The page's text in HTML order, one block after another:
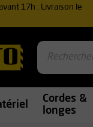
17h : Livraison le
Cordes &
longes